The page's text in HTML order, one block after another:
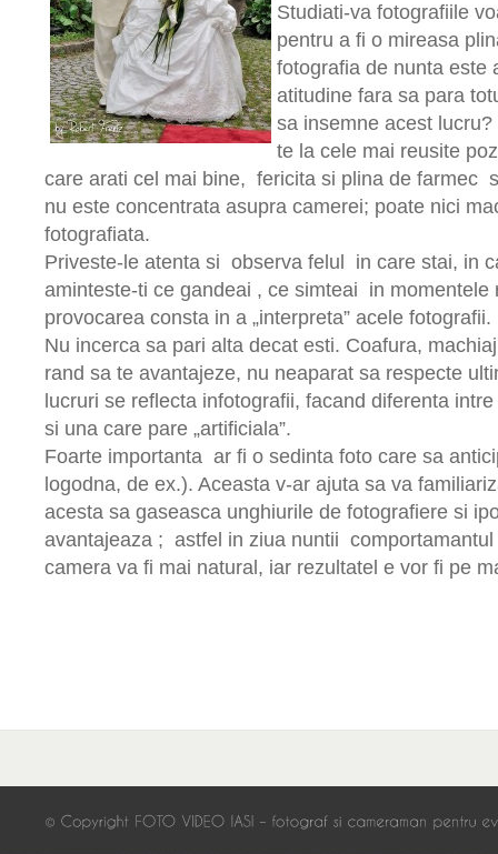
Studiati-va fotografiile
pentru a fi o mireasa
fotografia de nunta este
atitudine fara sa para
sa insemne acest
te la cele mai reusite
care arati cel mai bine, fericita si plina de farmec
nu este concentrata asupra camerei; poate nici
fotografiata.
Priveste-le atenta si observa felul in care stai, in
aminteste-ti ce gandeai , ce simteai in
provocarea consta in a „interpreta” acele fotografii.
Nu incerca sa pari alta decat esti. Coafura,
rand sa te avantajeze, nu neaparat sa respecte
lucruri se reflecta infotografii, facand diferenta
si una care pare „artificiala”.
Foarte importanta ar fi o sedinta foto care sa
logodna, de ex.). Aceasta v-ar ajuta sa va
acesta sa gaseasca unghiurile de fotografiere si
avantajeaza ; astfel in ziua nuntii
camera va fi mai natural, iar rezultatel e vor fi pe